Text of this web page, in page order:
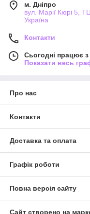
м. Дніпро
вул. Марії Кюрі 5,
Україна
Контакти
Сьогодні працює
Показати весь
Про нас
Контакти
Доставка та оплата
Графік роботи
Повна версія сайту
Сайт створено на